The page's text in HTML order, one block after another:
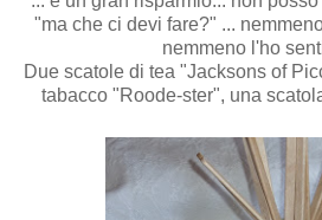
"ma che ci devi fare?" ...
nemmeno l'ho
Due scatole di tea "Jacksons of
tabacco "Roode-ster", una